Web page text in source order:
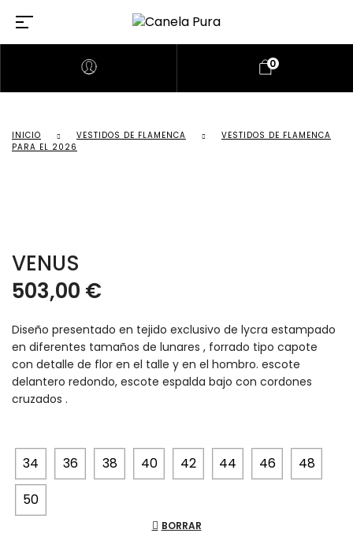
0
INICIO VESTIDOS DE FLAMENCA
VESTIDOS DE FLAMENCA
PARA EL 2026
VENUS
503,00 €
Diseño presentado en tejido exclusivo de lycra estampado
en diferentes tamaños de lunares , forrado tipo capote
con detalle de flor en el talle y en el hombro. escote
delantero redondo, escote espalda bajo con cordones
cruzados .
34 36 38 40 42 44 46
48
50
BORRAR